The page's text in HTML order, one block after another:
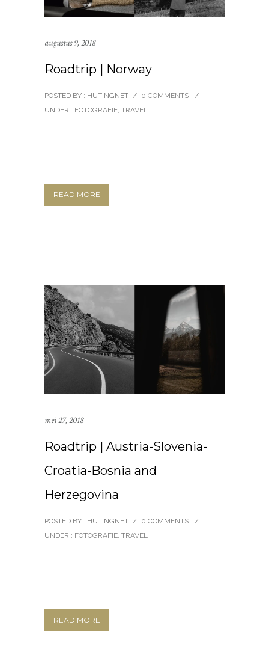
augustus 9, 2018
Roadtrip | Norway
POSTED BY : HUTINGNET / 0 COMMENTS
/
UNDER : FOTOGRAFIE, TRAVEL
READ MORE
mei 27, 2018
Roadtrip | Austria-Slovenia-
Croatia-Bosnia and
Herzegovina
POSTED BY : HUTINGNET / 0 COMMENTS
/
UNDER : FOTOGRAFIE, TRAVEL
READ MORE